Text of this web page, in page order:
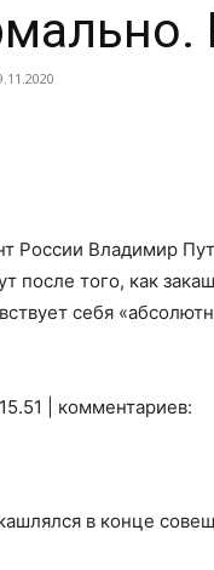
России Владимир
после того, как
себя
| комментариев:
в конце